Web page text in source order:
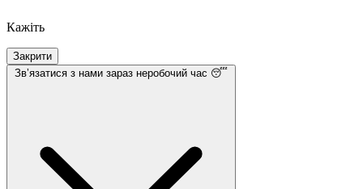
Кажіть
Закрити
Звʼязатися з нами зараз неробочий час 😴